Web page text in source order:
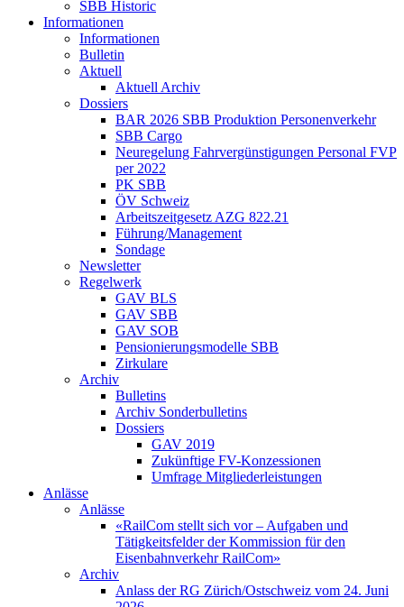
SBB Historic
Informationen
Informationen
Bulletin
Aktuell
Aktuell Archiv
Dossiers
BAR 2026 SBB Produktion Personenverkehr
SBB Cargo
Neuregelung Fahrvergünstigungen Personal FVP
per 2022
PK SBB
ÖV Schweiz
Arbeitszeitgesetz AZG 822.21
Führung/Management
Sondage
Newsletter
Regelwerk
GAV BLS
GAV SBB
GAV SOB
Pensionierungsmodelle SBB
Zirkulare
Archiv
Bulletins
Archiv Sonderbulletins
Dossiers
GAV 2019
Zukünftige FV-Konzessionen
Umfrage Mitgliederleistungen
Anlässe
Anlässe
«RailCom stellt sich vor – Aufgaben und
Tätigkeitsfelder der Kommission für den
Eisenbahnverkehr RailCom»
Archiv
Anlass der RG Zürich/Ostschweiz vom 24. Juni